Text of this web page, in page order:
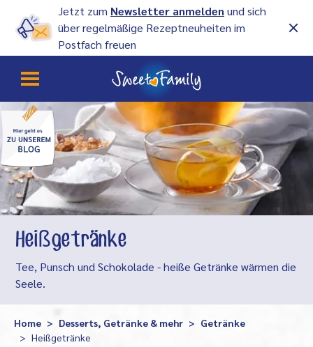
Jetzt zum Newsletter anmelden und sich
über regelmäßige Rezeptneuheiten im
Postfach freuen
Heißgetränke
Tee, Punsch und Schokolade - heiße Getränke wärmen die
Seele.
Home Desserts, Getränke & mehr
Getränke
Heißgetränke